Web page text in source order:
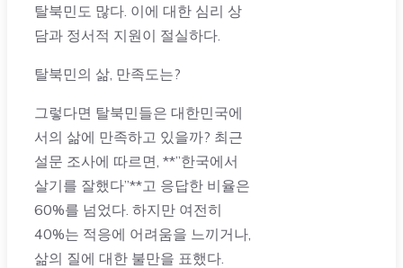
탈북민도 많다. 이에 대한 심리 상
담과 정서적 지원이 절실하다.
탈북민의 삶, 만족도는?
그렇다면 탈북민들은 대한민국에
서의 삶에 만족하고 있을까? 최근
설문 조사에 따르면, **”한국에서
살기를 잘했다”**고 응답한 비율은
60%를 넘었다. 하지만 여전히
40%는 적응에 어려움을 느끼거나,
삶의 질에 대한 불만을 표했다.